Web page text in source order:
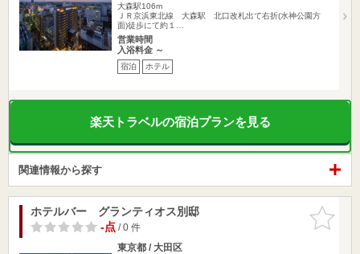
大森駅106m
ＪＲ京浜東北線 大森駅 北口改札出て右折(水神公園方
面)徒歩にて約１…
営業時間
入浴料金 ～
宿泊 ホテル
楽天トラベルの宿泊プランを見る
関連情報から探す
お気に入
りに追加
ホテルバー グランティオス別邸
-点/ 0 件
東京都 / 大田区